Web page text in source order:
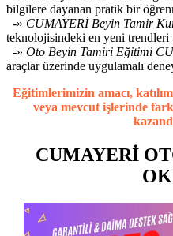
bilgilere dayanan pratik bir
-» CUMAYERİ Beyin Tamir
teknolojisindeki en yeni trendleri
-» Oto Beyin Tamiri Eğitimi
araçlar üzerinde uygulamalı
Eğitimlerimizin amacı,
veya mevcut işlerinde
CUMAYERİ